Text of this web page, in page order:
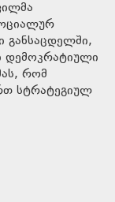
განსაცდელში,
დემოკრატიული
რომ
სტრატეგიულ